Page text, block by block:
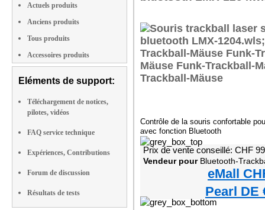
Actuels produits
Anciens produits
Tous produits
Accessoires produits
Eléments de support:
Téléchargement de notices,
pilotes, vidéos
FAQ service technique
Expériences, Contributions
Forum de discussion
Résultats de tests
Contrôle de la souris confortable
avec fonction Bluetooth
Prix de vente conseillé: CHF
Vendeur pourBluetooth-
eMall
Pearl DE